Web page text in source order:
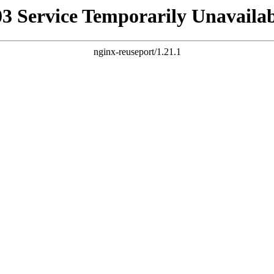
Service Temporarily
nginx-reuseport/1.21.1